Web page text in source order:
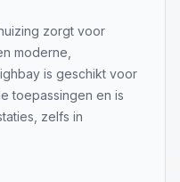
zorgt voor
moderne,
is geschikt voor
toepassingen en is
zelfs in